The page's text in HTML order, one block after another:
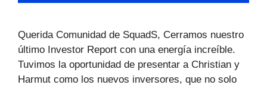
Querida Comunidad de SquadS, Cerramos nuestro
último Investor Report con una energía increíble.
Tuvimos la oportunidad de presentar a Christian y
Harmut como los nuevos inversores, que no solo